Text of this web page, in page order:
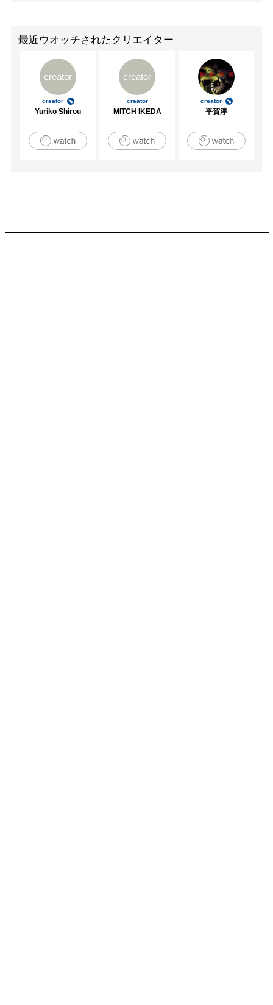
最近ウオッチされたクリエイター
creator
creator
Yuriko Shirou
creator
creator
MITCH IKEDA
creator
平賀淳